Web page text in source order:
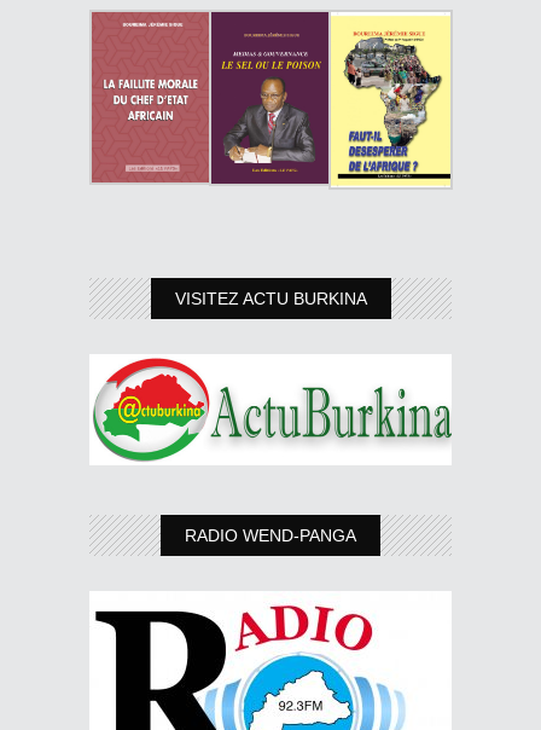
VISITEZ ACTU BURKINA
RADIO WEND-PANGA